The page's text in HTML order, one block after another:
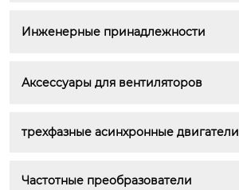
Инженерные принадлежности
Аксессуары для вентиляторов
трехфазные асинхронные двигатели
Частотные преобразователи